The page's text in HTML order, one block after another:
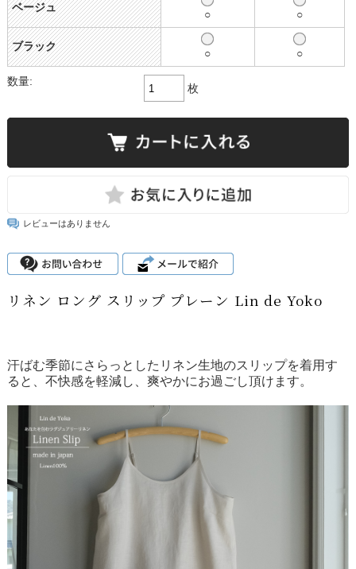
ベージュ
○ ○
ブラック
○ ○
数量:
枚
レビューはありません
リネン ロング スリップ プレーン Lin de Yoko
汗ばむ季節にさらっとしたリネン生地のスリップを着用す
ると、不快感を軽減し、爽やかにお過ごし頂けます。